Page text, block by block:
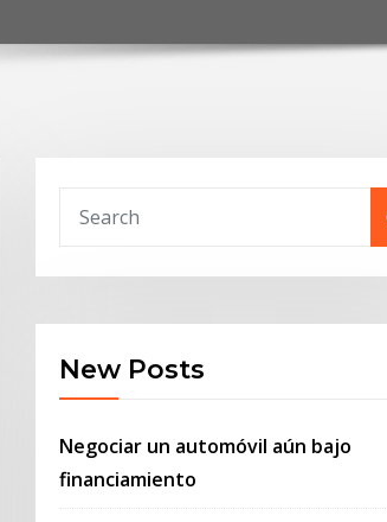
New Posts
Negociar un automóvil aún bajo
financiamiento